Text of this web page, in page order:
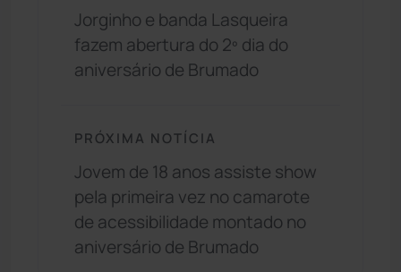
Jorginho e banda Lasqueira
fazem abertura do 2º dia do
aniversário de Brumado
PRÓXIMA NOTÍCIA
Jovem de 18 anos assiste show
pela primeira vez no camarote
de acessibilidade montado no
aniversário de Brumado